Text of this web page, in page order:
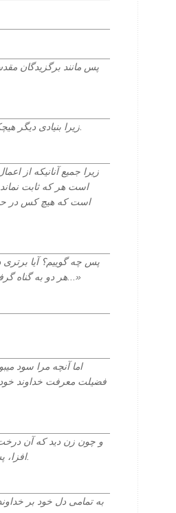
پس مانند برگزیدگان
زیرا جمیع آنانیکه از
است هر که ثابت نماند
است که هیچ کس در
پس چه گوییم؟ آیا برتری
هر دو به گناه گرفتارند. چنانکه مکتوب است که« کسی عادل نیست یکی هم نی...»
اما آنچه مرا سود
فضیلت معرفت خداوند خود
و چون زن دید که آن
افزا، پس ازمیوه اش گرفته، بخورد و به شوهر خود نیز داد و او خورد.
به تمامی دل خود بر